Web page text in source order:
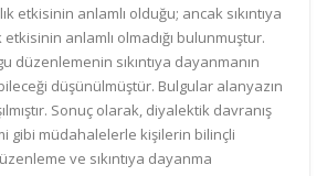
etkisinin anlamlı olduğu; ancak sıkıntıya
etkisinin anlamlı olmadığı bulunmuştur.
düzenlemenin sıkıntıya dayanmanın
düşünülmüştür. Bulgular alanyazın
Sonuç olarak, diyalektik davranış
gibi müdahalelerle kişilerin bilinçli
ve sıkıntıya dayanma